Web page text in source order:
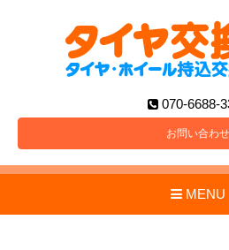
070-6688-
お問い合わせ
MENU